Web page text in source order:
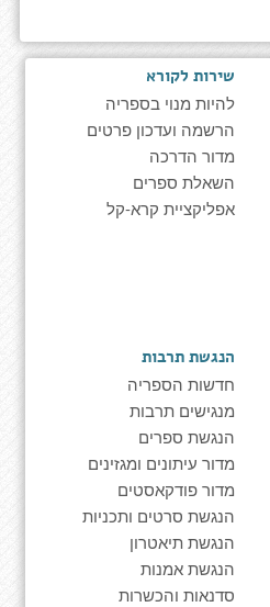
שירות לקורא
להיות מנוי בספריה
הרשמה ועדכון פרטים
מדור הדרכה
השאלת ספרים
אפליקציית קרא-קל
הנגשת תרבות
חדשות הספריה
מנגישים תרבות
הנגשת ספרים
מדור עיתונים ומגזינים
מדור פודקאסטים
הנגשת סרטים ותכניות
הנגשת תיאטרון
הנגשת אמנות
סדנאות והכשרות